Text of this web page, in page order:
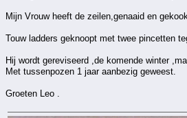
Mijn Vrouw heeft de zeilen,genaaid en
Touw ladders geknoopt met twee pincetten
Hij wordt gereviseerd ,de komende winter
Met tussenpozen 1 jaar aanbezig geweest.
Groeten Leo .